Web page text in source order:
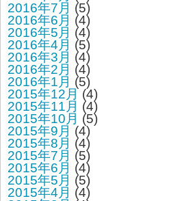
2016年7月 (5)
2016年6月 (4)
2016年5月 (4)
2016年4月 (5)
2016年3月 (4)
2016年2月 (4)
2016年1月 (5)
2015年12月 (4)
2015年11月 (4)
2015年10月 (5)
2015年9月 (4)
2015年8月 (4)
2015年7月 (5)
2015年6月 (4)
2015年5月 (5)
2015年4月 (4)